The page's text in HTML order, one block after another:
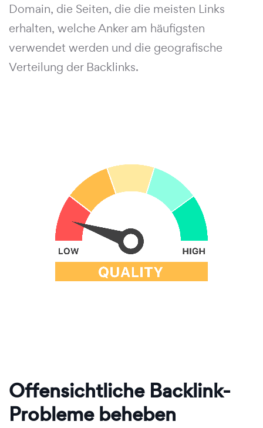
Domain, die Seiten, die die meisten Links
erhalten, welche Anker am häufigsten
verwendet werden und die geografische
Verteilung der Backlinks.
Offensichtliche Backlink-
Probleme beheben